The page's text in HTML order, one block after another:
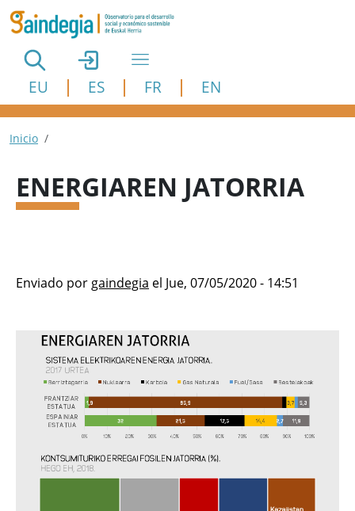
Pasar al contenido principal
EU ES FR EN
Ruta de navegación
Inicio
ENERGIAREN JATORRIA
Enviado por gaindegia el Jue, 07/05/2020 - 14:51